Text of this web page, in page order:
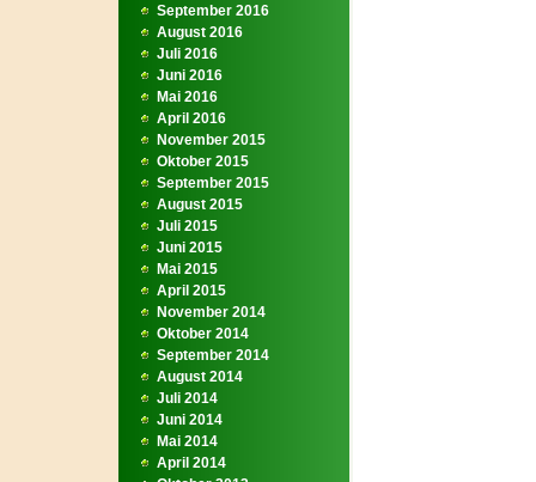
September 2016
August 2016
Juli 2016
Juni 2016
Mai 2016
April 2016
November 2015
Oktober 2015
September 2015
August 2015
Juli 2015
Juni 2015
Mai 2015
April 2015
November 2014
Oktober 2014
September 2014
August 2014
Juli 2014
Juni 2014
Mai 2014
April 2014